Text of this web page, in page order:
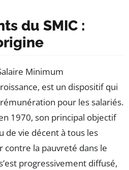
du SMIC :
Minimum
est un dispositif qui
pour les salariés.
1970, son principal objectif
de vie décent à tous les
la pauvreté dans le
progressivement diffusé,